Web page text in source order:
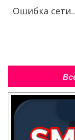
Ошибка